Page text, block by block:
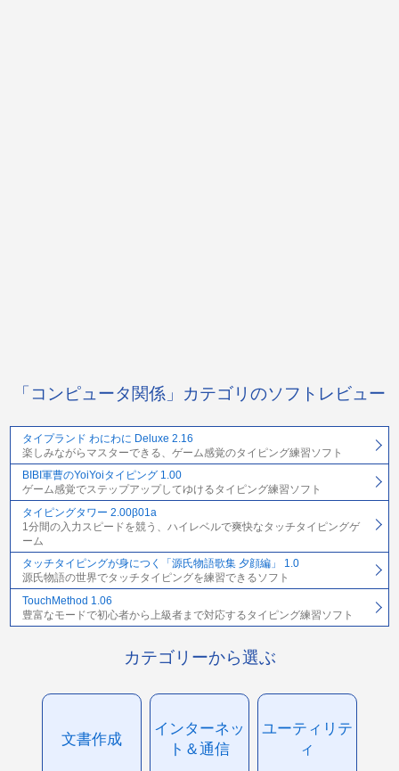
「コンピュータ関係」カテゴリのソフトレビュー
タイプランド わにわに Deluxe 2.16
楽しみながらマスターできる、ゲーム感覚のタイピング練習ソフト
BIBI軍曹のYoiYoiタイピング 1.00
ゲーム感覚でステップアップしてゆけるタイピング練習ソフト
タイピングタワー 2.00β01a
1分間の入力スピードを競う、ハイレベルで爽快なタッチタイピングゲ
ーム
タッチタイピングが身につく「源氏物語歌集 夕顔編」 1.0
源氏物語の世界でタッチタイピングを練習できるソフト
TouchMethod 1.06
豊富なモードで初心者から上級者まで対応するタイピング練習ソフト
カテゴリーから選ぶ
文書作成
インターネッ
ト＆通信
ユーティリテ
ィ